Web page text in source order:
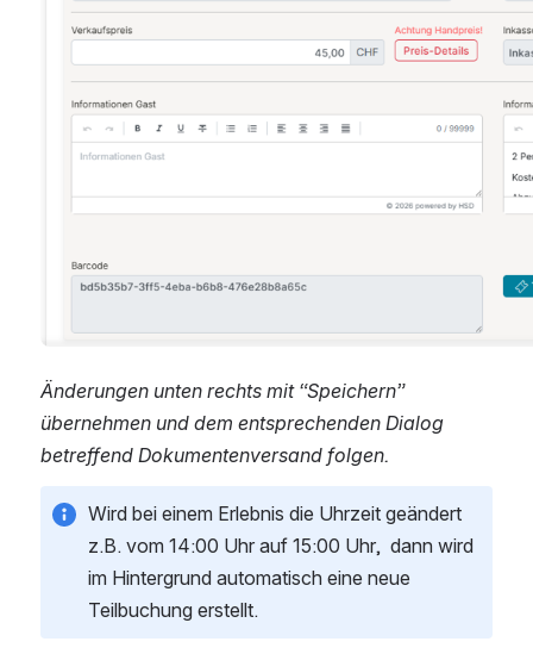
Änderungen unten rechts mit “Speichern”
übernehmen und dem entsprechenden Dialog
betreffend Dokumentenversand folgen.
Wird bei einem Erlebnis die Uhrzeit geändert
z.B. vom 14:00 Uhr auf 15:00 Uhr,  dann wird
im Hintergrund automatisch eine neue
Teilbuchung erstellt.